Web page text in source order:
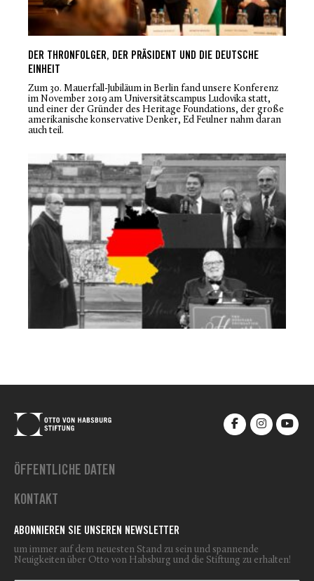
DER THRONFOLGER, DER PRÄSIDENT UND DIE DEUTSCHE
EINHEIT
Zum 30. Mauerfall-Jubiläum in Berlin fand unsere Konferenz
im November 2019 am Universitätscampus Ludovika statt,
und einer der Gründer des Heritage Foundations, der große
amerikanische konservative Denker, Ed Feulner nahm daran
auch teil.
ÖFFENTLICHE DATEN
KONTAKT
ABONNIEREN SIE UNSEREN NEWSLETTER
um immer auf dem neuesten Stand zu sein und spannende
Neuigkeiten über Otto von Habsburg und die Stiftung zu erhalten!